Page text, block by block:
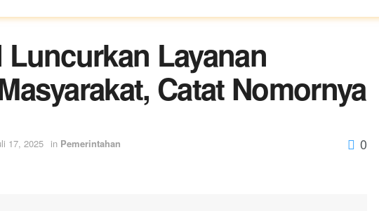
Luncurkan Layanan
Catat Nomornya
17, 2025 in Pemerintahan 0